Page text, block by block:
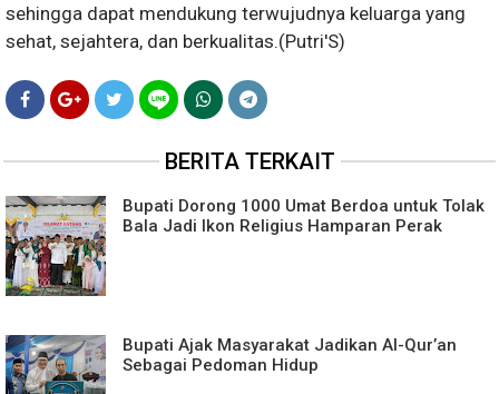
sehingga dapat mendukung terwujudnya keluarga yang
sehat, sejahtera, dan berkualitas.(Putri'S)
BERITA TERKAIT
Bupati Dorong 1000 Umat Berdoa untuk Tolak
Bala Jadi Ikon Religius Hamparan Perak
Bupati Ajak Masyarakat Jadikan Al-Qur’an
Sebagai Pedoman Hidup